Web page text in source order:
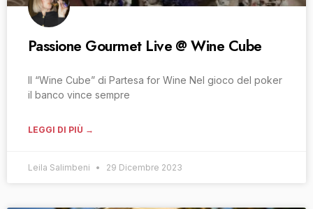
Passione Gourmet Live @ Wine Cube
Il “Wine Cube” di Partesa for Wine Nel gioco del poker
il banco vince sempre
LEGGI DI PIÙ →
Leila Salimbeni 29 Dicembre 2023